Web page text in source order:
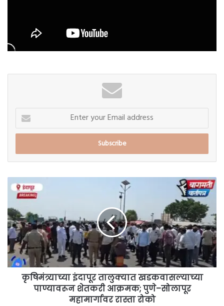
Enter
your
Email
कृषिमंत्र्याच्या
इंदापूर
तालुक्यात
खडकवासल्याच्या
पाण्यावरून
शेतकरी
आक्रमक;
पुणे–
सोलापूर
महामार्गावरकृषिमंत्र्याच्या इंदापूर तालुक्यात खडकवासल्याच्या
पाण्यावरून शेतकरी आक्रमक; पुणे–सोलापूर
महामार्गावर रास्ता रोको